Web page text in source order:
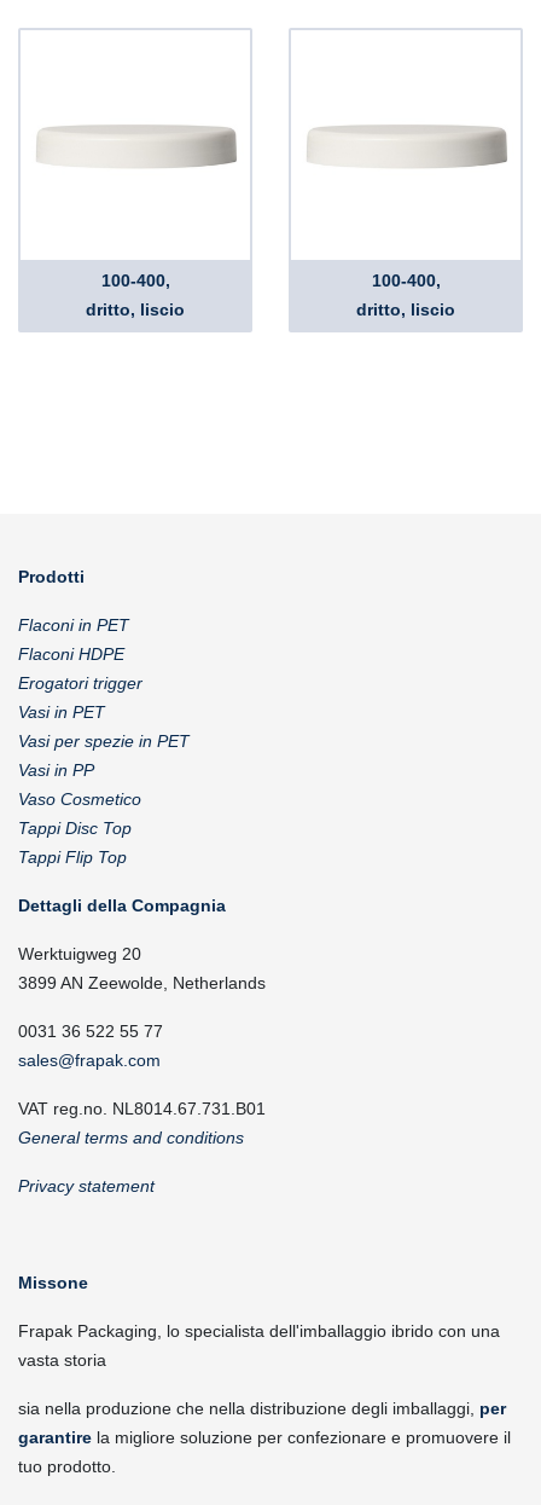
100-400,
dritto, liscio
100-400,
dritto, liscio
Prodotti
Flaconi in PET
Flaconi HDPE
Erogatori trigger
Vasi in PET
Vasi per spezie in PET
Vasi in PP
Vaso Cosmetico
Tappi Disc Top
Tappi Flip Top
Dettagli della Compagnia
Werktuigweg 20
3899 AN Zeewolde, Netherlands
0031 36 522 55 77
sales@frapak.com
VAT reg.no. NL8014.67.731.B01
General terms and conditions
Privacy statement
Missone
Frapak Packaging, lo specialista dell'imballaggio ibrido con una
vasta storia
sia nella produzione che nella distribuzione degli imballaggi, per
garantire la migliore soluzione per confezionare e promuovere il
tuo prodotto.